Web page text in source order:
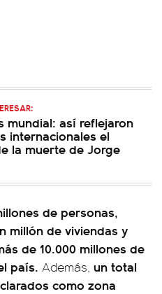
mundial: así reflejaron
internacionales el
la muerte de Jorge
de personas,
millón de viviendas y
de 10.000 millones de
país. Además, un total
como zona